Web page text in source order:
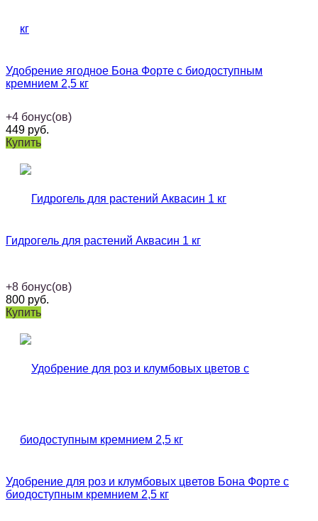
Удобрение ягодное Бона Форте с биодоступным
кремнием 2,5 кг
+4 бонус(ов)
449 руб.
Купить
Гидрогель для растений Аквасин 1 кг
+8 бонус(ов)
800 руб.
Купить
Удобрение для роз и клумбовых цветов Бона Форте с
биодоступным кремнием 2,5 кг